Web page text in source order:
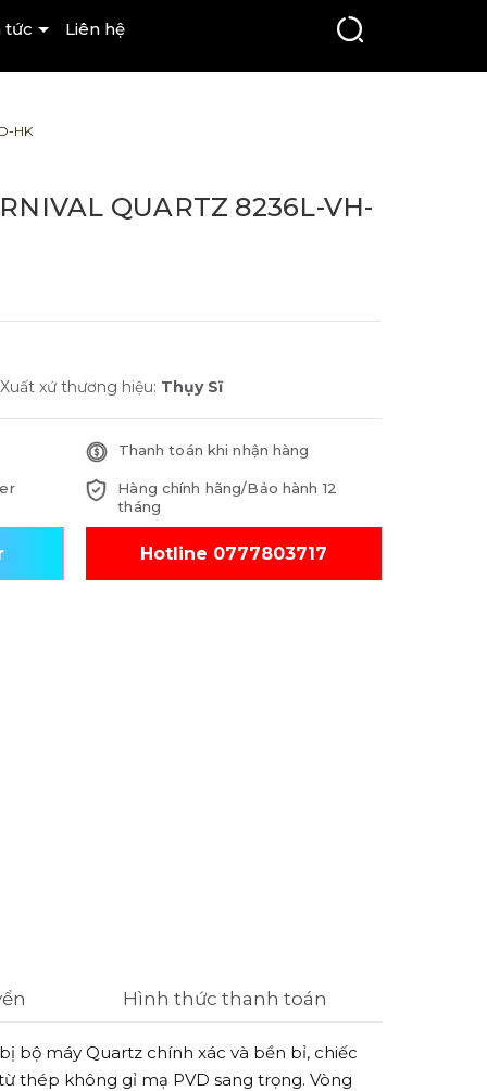
tức Liên hệ
HK
QUARTZ 8236L-VH-
Xuất xứ thương hiệu: Thụy Sĩ
Thanh toán khi nhận hàng
Hàng chính hãng/Bảo hành 12
tháng
Hotline 0777803717
Hình thức thanh toán
bộ máy Quartz chính xác và bền bỉ, chiếc
thép không gỉ mạ PVD sang trọng. Vòng